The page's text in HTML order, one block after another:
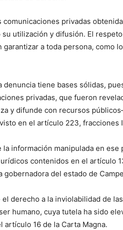
comunicaciones privadas
utilización y difusión. El
a toda persona, como
denuncia tiene bases sólidas,
privadas, que fueron
y difunde con recursos
en el artículo 223, fracciones
información manipulada en
contenidos en el artículo
gobernadora del estado de
derecho a la inviolabilidad de
humano, cuya tutela ha sido
artículo 16 de la Carta Magna.